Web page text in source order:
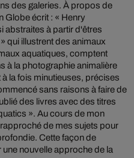
des galeries. À propos de
Globe écrit : « Henry
abstraites à partir d'êtres
qui illustrent des animaux
aquatiques, comptent
à la photographie animalière
la fois minutieuses, précises
sans raisons à faire de
des livres avec des titres
». Au cours de mon
de mes sujets pour
Cette façon de
nouvelle approche de la